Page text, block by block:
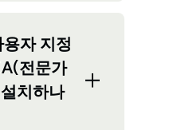
자 지정
전문가
치하나